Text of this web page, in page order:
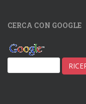
CERCA CON GOOGLE